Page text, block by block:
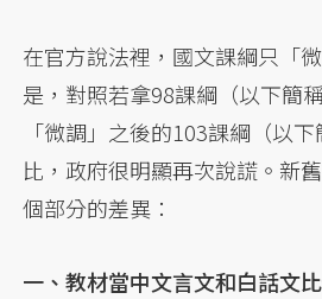
在官方說法裡，國文課綱只「
是，對照若拿98課綱（以下簡
「微調」之後的103課綱（以
比，政府很明顯再次說謊。新
個部分的差異：
一、教材當中文言文和白話文